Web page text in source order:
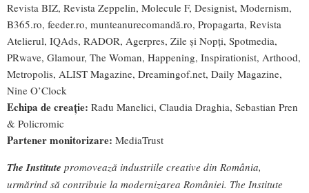
Revista BIZ, Revista Zeppelin, Molecule F, Designist, Modernism,
B365.ro, feeder.ro, munteanurecomandă.ro, Propagarta, Revista
Atelierul, IQAds, RADOR, Agerpres, Zile și Nopți, Spotmedia,
PRwave, Glamour, The Woman, Happening, Inspirationist, Arthood,
Metropolis, ALIST Magazine, Dreamingof.net, Daily Magazine,
Nine O’Clock
Echipa de creație: Radu Manelici, Claudia Draghia, Sebastian Pren
& Policromic
Partener monitorizare: MediaTrust
The Institute promovează industriile creative din România,
urmărind să contribuie la modernizarea României. The Institute